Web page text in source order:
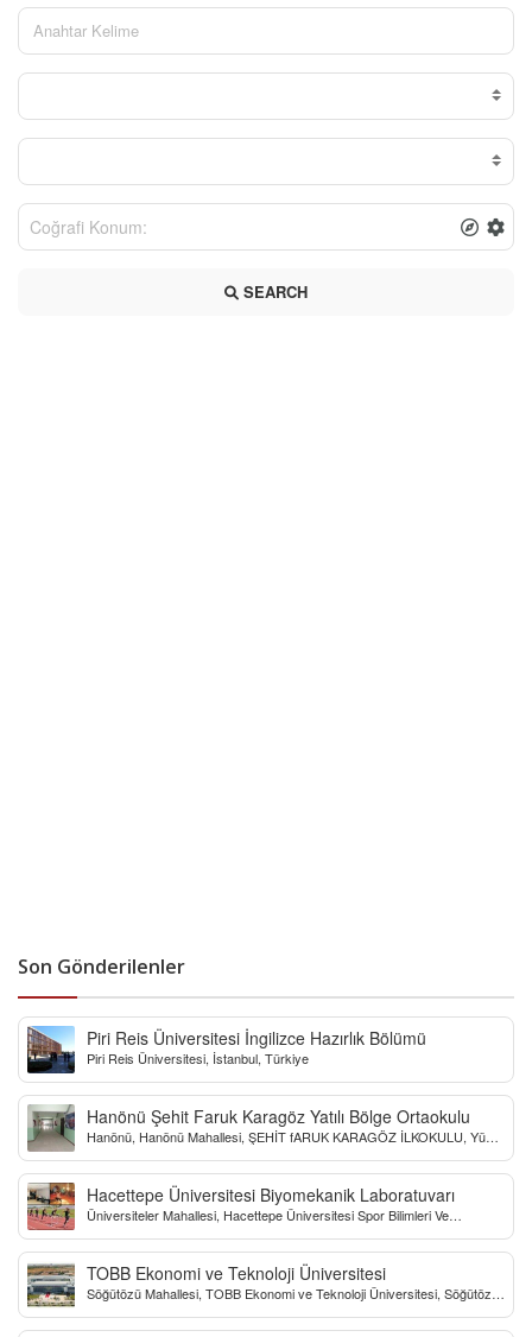
SEARCH
Son Gönderilenler
Piri Reis Üniversitesi İngilizce Hazırlık Bölümü
Piri Reis Üniversitesi, İstanbul, Türkiye
Hanönü Şehit Faruk Karagöz Yatılı Bölge Ortaokulu
Hanönü, Hanönü Mahallesi, ŞEHİT fARUK KARAGÖZ İLKOKULU, Yücel
Hacettepe Üniversitesi Biyomekanik Laboratuvarı
Üniversiteler Mahallesi, Hacettepe Üniversitesi Spor Bilimleri Ve
TOBB Ekonomi ve Teknoloji Üniversitesi
Söğütözü Mahallesi, TOBB Ekonomi ve Teknoloji Üniversitesi, Söğütözü